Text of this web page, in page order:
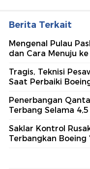
Berita Terkait
Mengenal Pulau
dan Cara Menuju ke
Tragis, Teknisi
Saat Perbaiki
Penerbangan
Terbang Selama
Saklar Kontrol
Terbangkan Boeing